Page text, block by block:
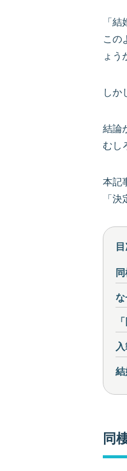
「
この
ょう
しか
結論
むし
本記
「
同